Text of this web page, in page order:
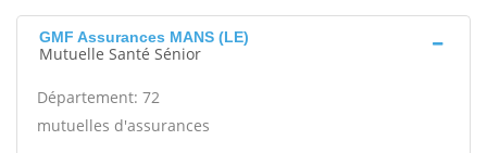
GMF Assurances MANS (LE)
Mutuelle Santé Sénior
Département: 72
mutuelles d'assurances